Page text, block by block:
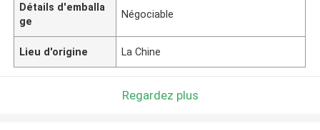
Détails d'emballa
ge
Négociable
Lieu d'origine La Chine
Regardez plus